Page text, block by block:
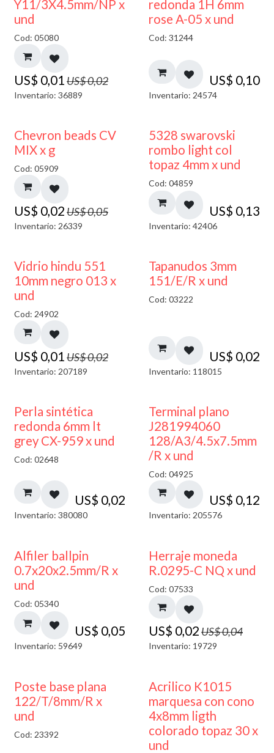
50% DESCUENTO
Y11/3X4.5mm/NP x
und
Cod: 05080
US$ 0,01 US$0,02
Inventario: 36889
redonda 1H 6mm
rose A-05 x und
Cod: 31244
US$ 0,10
Inventario: 24574
50% DESCUENTO
Chevron beads CV
MIX x g
Cod: 05909
US$ 0,02US$0,05
Inventario: 26339
5328 swarovski
rombo light col
topaz 4mm x und
Cod: 04859
US$ 0,13
Inventario: 42406
40% DESCUENTO
Vidrio hindu 551
10mm negro 013 x
und
Cod: 24902
US$ 0,01 US$0,02
Inventario: 207189
Tapanudos 3mm
151/E/R x und
Cod: 03222
US$ 0,02
Inventario: 118015
Perla sintética
redonda 6mm lt
grey CX-959 x und
Cod: 02648
US$ 0,02
Inventario: 380080
Terminal plano
J281994060
128/A3/4.5x7.5mm
/R x und
Cod: 04925
US$ 0,12
Inventario: 205576
Alfiler ballpin
0.7x20x2.5mm/R x
und
Cod: 05340
US$ 0,05
Inventario: 59649
50% DESCUENTO
Herraje moneda
R.0295-C NQ x und
Cod: 07533
US$ 0,02US$0,04
Inventario: 19729
Poste base plana
122/T/8mm/R x
und
Cod: 23392 50% DESCUENTO
Acrilico K1015
marquesa con cono
4x8mm ligth
colorado topaz 30 x
und